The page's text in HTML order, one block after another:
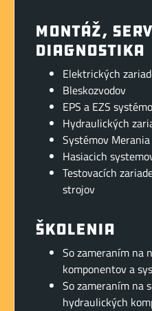
Montáž,
Diagnostika
Elektrických
Bleskozvodov
EPS a EZS
Hydraulických
Systémov
Hasiacich
Testovacích
strojov
Školenia
So zameraním na
komponentov a
So zameraním na
hydraulických